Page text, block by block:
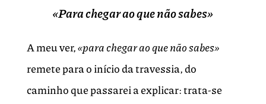
«Para chegar ao que não sabes»
A meu ver,«para chegar ao que não sabes»
remete para o início da travessia, do
caminho que passarei a explicar: trata-se